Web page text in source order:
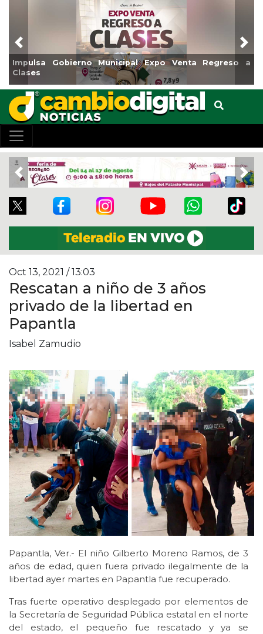
a
Reabrirá Coatzacoalcos la Alberca Semiolímpica Zona
Centro
Previous
Previous
Oct 13, 2021 / 13:03
Rescatan a niño de 3 años
privado de la libertad en
Papantla
Isabel Zamudio
Papantla, Ver.- El niño Gilberto Moreno Ramos, de 3
años de edad, quien fuera privado ilegalmente de la
libertad ayer martes en Papantla fue recuperado.
Tras fuerte operativo desplegado por elementos de
la Secretaría de Seguridad Pública estatal en el norte
del estado, el pequeño fue rescatado y ya se